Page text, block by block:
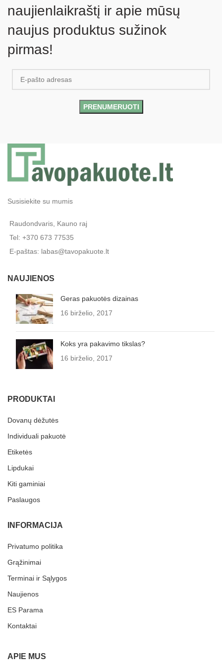
naujienlaikraštį ir apie mūsų
naujus produktus sužinok
pirmas!
Susisiekite su mumis
Raudondvaris, Kauno raj
Tel: +370 673 77535
E-paštas: labas@tavopakuote.lt
NAUJIENOS
Geras pakuotės dizainas
16 birželio, 2017
Koks yra pakavimo tikslas?
16 birželio, 2017
PRODUKTAI
Dovanų dėžutės
Individuali pakuotė
Etiketės
Lipdukai
Kiti gaminiai
Paslaugos
INFORMACIJA
Privatumo politika
Grąžinimai
Terminai ir Sąlygos
Naujienos
ES Parama
Kontaktai
APIE MUS